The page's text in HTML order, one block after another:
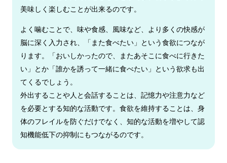
美味しく楽しむことが出来るのです。
よく噛むことで、味や食感、風味など、より多くの快感が
脳に深く入力され、「また食べたい」という食欲につなが
ります。「おいしかったので、またあそこに食べに行きた
い」とか「誰かを誘って一緒に食べたい」という欲求も出
てくるでしょう。
外出することや人と会話することは、記憶力や注意力など
を必要とする知的な活動です。食欲を維持することは、身
体のフレイルを防ぐだけでなく、知的な活動を増やして認
知機能低下の抑制にもつながるのです。